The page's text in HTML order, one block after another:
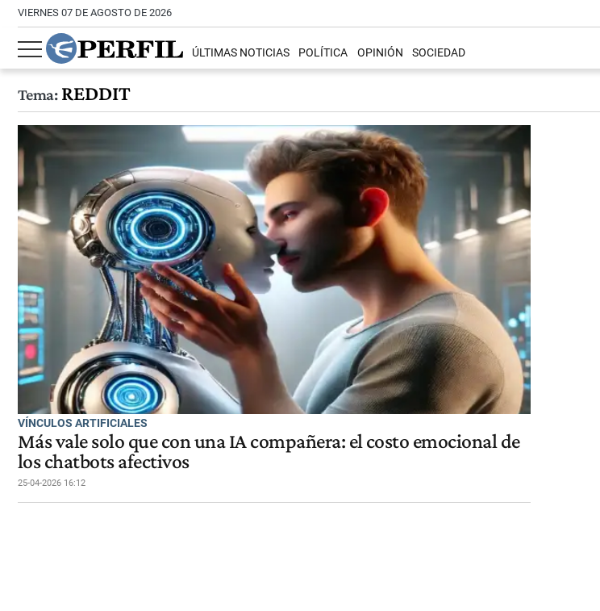
VIERNES 07 DE AGOSTO DE 2026
ÚLTIMAS NOTICIAS POLÍTICA OPINIÓN SOCIEDAD
Tema:REDDIT
VÍNCULOS ARTIFICIALES
Más vale solo que con una IA compañera: el costo emocional de
los chatbots afectivos
25-04-2026 16:12